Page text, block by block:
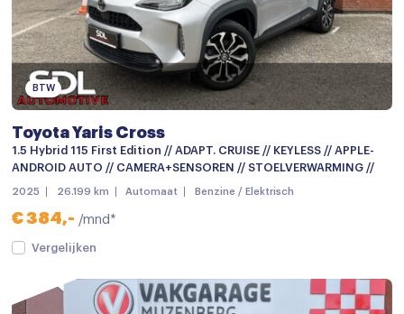
Aux en USB Aansluiting
Bluetooth telefoonvoorbereiding
Bluetooth telefoonvoorbereiding
MP3 aansluiting
Multimedia-voorbereiding
Multimedia systeem
Navigatie
Navigatie voorbereiding
BTW
Toyota Yaris Cross
1.5 Hybrid 115 First Edition // ADAPT. CRUISE // KEYLESS // APPLE-
ANDROID AUTO // CAMERA+SENSOREN // STOELVERWARMING //
2025 26.199 km Automaat Benzine / Elektrisch
€ 384,- /mnd*
Vergelijken